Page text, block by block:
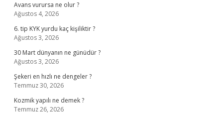
Avans vurursa ne olur ?
Ağustos 4, 2026
6. tip KYK yurdu kaç kişiliktir ?
Ağustos 3, 2026
30 Mart dünyanın ne günüdür ?
Ağustos 3, 2026
Şekeri en hızlı ne dengeler ?
Temmuz 30, 2026
Kozmik yapılı ne demek ?
Temmuz 26, 2026